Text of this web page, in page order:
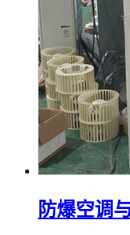
防爆空调